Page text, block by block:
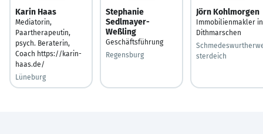
Karin Haas
Mediatorin,
Paartherapeutin,
psych. Beraterin,
Coach https://karin-
haas.de/
Lüneburg
Stephanie
Sedlmayer-
Weßling
Geschäftsführung
Regensburg
Jörn Kohlmorgen
Immobilienmakler in
Dithmarschen
sterdeich